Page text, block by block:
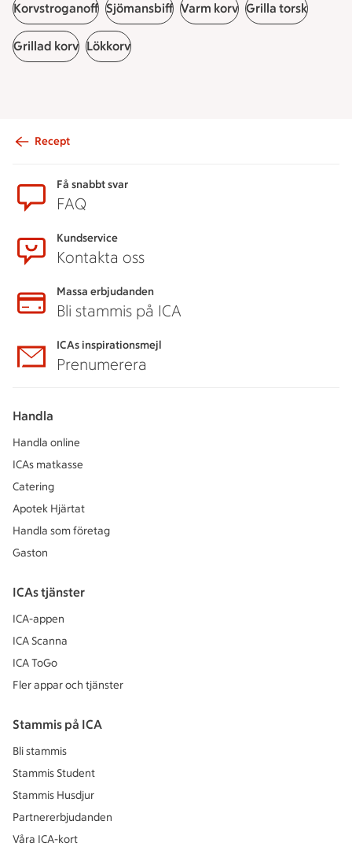
Korvstroganoff Sjömansbiff Varm korv Grilla torsk
Grillad korv Lökkorv
Recept
Få snabbt svar
FAQ
Kundservice
Kontakta oss
Massa erbjudanden
Bli stammis på ICA
ICAs inspirationsmejl
Prenumerera
Handla
Handla online
ICAs matkasse
Catering
Apotek Hjärtat
Handla som företag
Gaston
ICAs tjänster
ICA-appen
ICA Scanna
ICA ToGo
Fler appar och tjänster
Stammis på ICA
Bli stammis
Stammis Student
Stammis Husdjur
Partnererbjudanden
Våra ICA-kort